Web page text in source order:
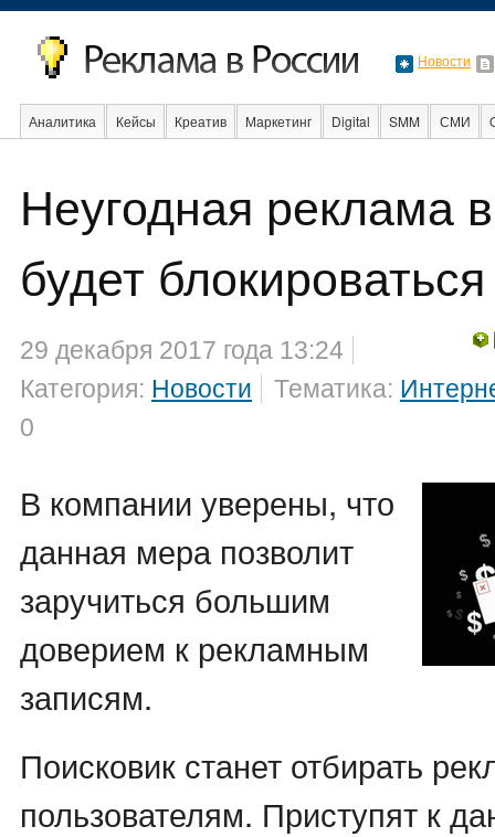
Новости
Аналитика Кейсы Креатив Маркетинг Digital SMM СМИ
Неугодная реклама
будет блокироваться
29 декабря 2017 года 13:24
Категория: Новости Тематика:
0
В компании уверены, что
данная мера позволит
заручиться большим
доверием к рекламным
записям.
Поисковик станет отбирать
пользователям. Приступят к